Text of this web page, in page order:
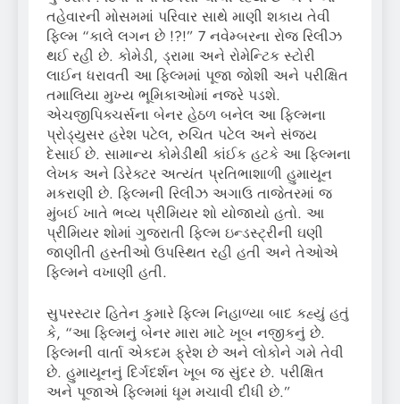
તહેવારની મોસમમાં પરિવાર સાથે માણી શકાય તેવી
ફિલ્મ “કાલે લગન છે !?!” 7 નવેમ્બરના રોજ રિલીઝ
થઈ રહી છે. કોમેડી, ડ્રામા અને રોમેન્ટિક સ્ટોરી
લાઈન ધરાવતી આ ફિલ્મમાં પૂજા જોશી અને પરીક્ષિત
તમાલિયા મુખ્ય ભૂમિકાઓમાં નજરે પડશે.
એચજીપિક્ચર્સના બેનર હેઠળ બનેલ આ ફિલ્મના
પ્રોડ્યુસર હરેશ પટેલ, રુચિત પટેલ અને સંજય
દેસાઈ છે. સામાન્ય કોમેડીથી કાંઈક હટકે આ ફિલ્મના
લેખક અને ડિરેક્ટર અત્યંત પ્રતિભાશાળી હુમાયૂન
મકરાણી છે. ફિલ્મની રિલીઝ અગાઉ તાજેતરમાં જ
મુંબઈ ખાતે ભવ્ય પ્રીમિયર શો યોજાયો હતો. આ
પ્રીમિયર શોમાં ગુજરાતી ફિલ્મ ઇન્ડસ્ટ્રીની ઘણી
જાણીતી હસ્તીઓ ઉપસ્થિત રહી હતી અને તેઓએ
ફિલ્મને વખાણી હતી.
સુપરસ્ટાર હિતેન કુમારે ફિલ્મ નિહાળ્યા બાદ કહ્યું હતું
કે, “આ ફિલ્મનું બેનર મારા માટે ખૂબ નજીકનું છે.
ફિલ્મની વાર્તા એકદમ ફ્રેશ છે અને લોકોને ગમે તેવી
છે. હુમાયૂનનું દિર્ગદર્શન ખૂબ જ સુંદર છે. પરીક્ષિત
અને પૂજાએ ફિલ્મમાં ધૂમ મચાવી દીધી છે.”